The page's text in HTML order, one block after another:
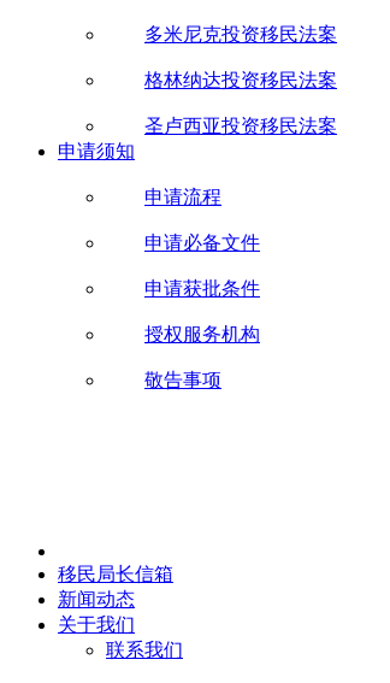
多米尼克投资移民法案
格林纳达投资移民法案
圣卢西亚投资移民法案
申请须知
申请流程
申请必备文件
申请获批条件
授权服务机构
敬告事项
移民局长信箱
新闻动态
关于我们
联系我们